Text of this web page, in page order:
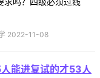
2022-11-08
能进复试的才53人